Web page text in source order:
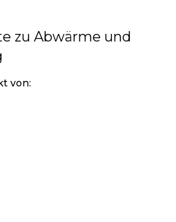
zu Abwärme und
von: